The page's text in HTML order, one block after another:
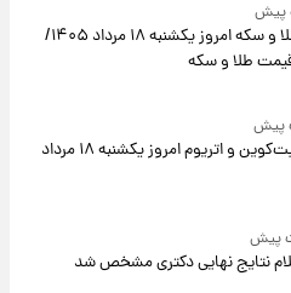
قیمت طلا و سکه امروز یکشنبه ۱۸ مرداد ۱۴۰۵/
طلا و سکه
قیمت بیت‌کوین و اتریوم امروز یکشنبه ۱۸ مرداد
نتایج نهایی دکتری مشخص شد